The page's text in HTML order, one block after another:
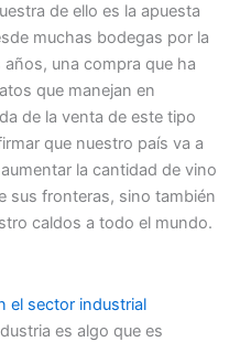
de ello es la apuesta
muchas bodegas por la
una compra que ha
que manejan en
de la venta de este tipo
que nuestro país va a
la cantidad de vino
sus fronteras, sino también
caldos a todo el mundo.
el sector industrial
es algo que es